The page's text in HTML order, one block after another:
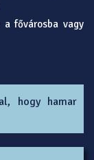
a fővárosba vagy
hogy hamar